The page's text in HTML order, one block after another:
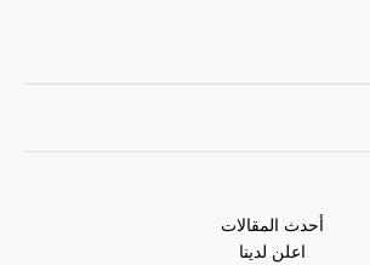
أحدث المقالات
اعلن لدينا